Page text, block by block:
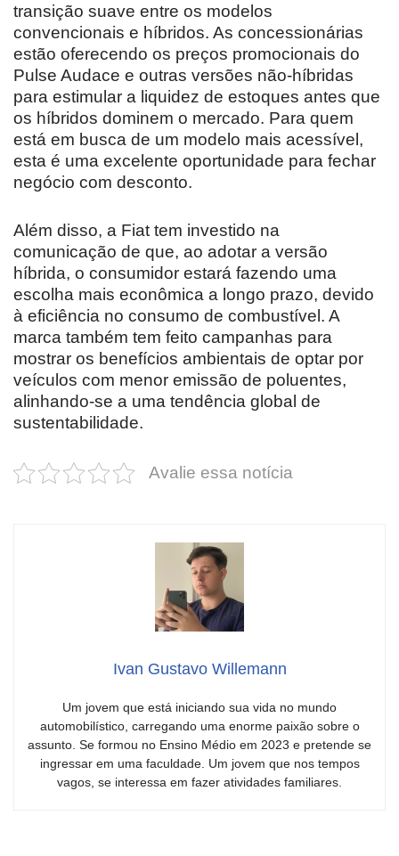
transição suave entre os modelos
convencionais e híbridos. As concessionárias
estão oferecendo os preços promocionais do
Pulse Audace e outras versões não-híbridas
para estimular a liquidez de estoques antes que
os híbridos dominem o mercado. Para quem
está em busca de um modelo mais acessível,
esta é uma excelente oportunidade para fechar
negócio com desconto.
Além disso, a Fiat tem investido na
comunicação de que, ao adotar a versão
híbrida, o consumidor estará fazendo uma
escolha mais econômica a longo prazo, devido
à eficiência no consumo de combustível. A
marca também tem feito campanhas para
mostrar os benefícios ambientais de optar por
veículos com menor emissão de poluentes,
alinhando-se a uma tendência global de
sustentabilidade.
Avalie essa notícia
Ivan Gustavo Willemann
Um jovem que está iniciando sua vida no mundo
automobilístico, carregando uma enorme paixão sobre o
assunto. Se formou no Ensino Médio em 2023 e pretende se
ingressar em uma faculdade. Um jovem que nos tempos
vagos, se interessa em fazer atividades familiares.